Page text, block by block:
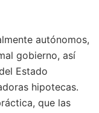
autónomos,
gobierno, así
Estado
hipotecas.
que las